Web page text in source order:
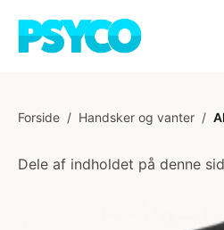
Forside / Handsker og vanter /
Dele af indholdet på denne